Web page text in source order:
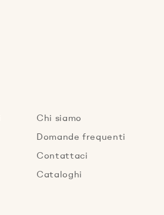
Chi siamo
Domande frequenti
Contattaci
Cataloghi